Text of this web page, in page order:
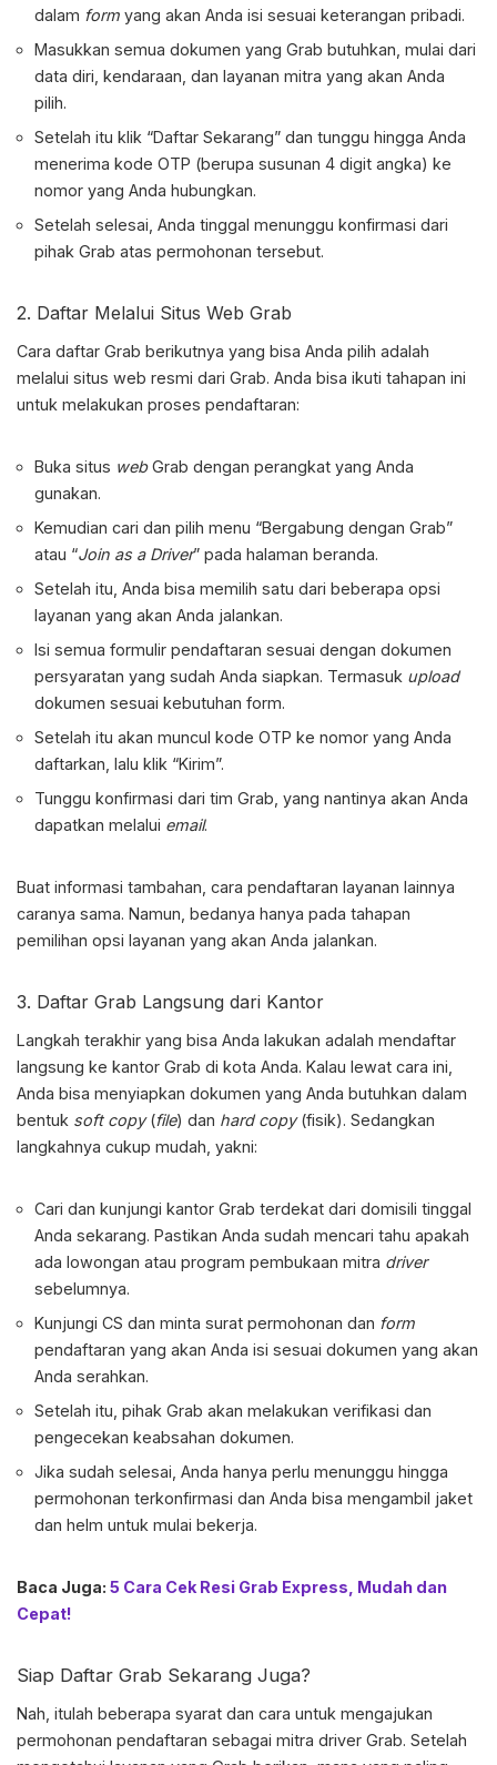
dalam form yang akan Anda isi sesuai keterangan pribadi.
Masukkan semua dokumen yang Grab butuhkan, mulai dari
data diri, kendaraan, dan layanan mitra yang akan Anda
pilih.
Setelah itu klik “Daftar Sekarang” dan tunggu hingga Anda
menerima kode OTP (berupa susunan 4 digit angka) ke
nomor yang Anda hubungkan.
Setelah selesai, Anda tinggal menunggu konfirmasi dari
pihak Grab atas permohonan tersebut.
2. Daftar Melalui Situs Web Grab
Cara daftar Grab berikutnya yang bisa Anda pilih adalah
melalui situs web resmi dari Grab. Anda bisa ikuti tahapan ini
untuk melakukan proses pendaftaran:
Buka situs webGrab dengan perangkat yang Anda
gunakan.
Kemudian cari dan pilih menu “Bergabung dengan Grab”
atau “Join as a Driver” pada halaman beranda.
Setelah itu, Anda bisa memilih satu dari beberapa opsi
layanan yang akan Anda jalankan.
Isi semua formulir pendaftaran sesuai dengan dokumen
persyaratan yang sudah Anda siapkan. Termasuk upload
dokumen sesuai kebutuhan form.
Setelah itu akan muncul kode OTP ke nomor yang Anda
daftarkan, lalu klik “Kirim”.
Tunggu konfirmasi dari tim Grab, yang nantinya akan Anda
dapatkan melalui email.
Buat informasi tambahan, cara pendaftaran layanan lainnya
caranya sama. Namun, bedanya hanya pada tahapan
pemilihan opsi layanan yang akan Anda jalankan.
3. Daftar Grab Langsung dari Kantor
Langkah terakhir yang bisa Anda lakukan adalah mendaftar
langsung ke kantor Grab di kota Anda. Kalau lewat cara ini,
Anda bisa menyiapkan dokumen yang Anda butuhkan dalam
bentuk soft copy(file) dan hard copy(fisik). Sedangkan
langkahnya cukup mudah, yakni:
Cari dan kunjungi kantor Grab terdekat dari domisili tinggal
Anda sekarang. Pastikan Anda sudah mencari tahu apakah
ada lowongan atau program pembukaan mitra driver
sebelumnya.
Kunjungi CS dan minta surat permohonan dan form
pendaftaran yang akan Anda isi sesuai dokumen yang akan
Anda serahkan.
Setelah itu, pihak Grab akan melakukan verifikasi dan
pengecekan keabsahan dokumen.
Jika sudah selesai, Anda hanya perlu menunggu hingga
permohonan terkonfirmasi dan Anda bisa mengambil jaket
dan helm untuk mulai bekerja.
Baca Juga: 5 Cara Cek Resi Grab Express, Mudah dan
Cepat!
Siap Daftar Grab Sekarang Juga?
Nah, itulah beberapa syarat dan cara untuk mengajukan
permohonan pendaftaran sebagai mitra driver Grab. Setelah